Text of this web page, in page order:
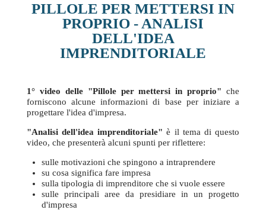
PILLOLE PER METTERSI IN
PROPRIO - ANALISI
DELL'IDEA
IMPRENDITORIALE
1° video delle "Pillole per mettersi in proprio" che
forniscono alcune informazioni di base per iniziare a
progettare l'idea d'impresa.
"Analisi dell'idea imprenditoriale" è il tema di questo
video, che presenterà alcuni spunti per riflettere:
sulle motivazioni che spingono a intraprendere
su cosa significa fare impresa
sulla tipologia di imprenditore che si vuole essere
sulle principali aree da presidiare in un progetto
d'impresa